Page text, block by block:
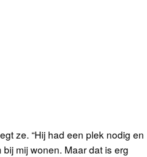
ze. “Hij had een plek nodig en
mij wonen. Maar dat is erg